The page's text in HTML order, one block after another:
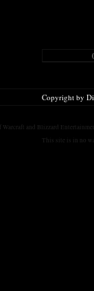
Copyright by
and Blizzard
This site is in no